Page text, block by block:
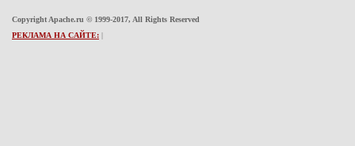
Copyright Apache.ru © 1999-2017, All Rights Reserved
РЕКЛАМА НА САЙТЕ: |